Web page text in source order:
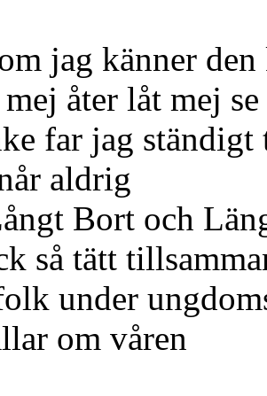
jag känner
åter låt mej
far jag ständigt
aldrig
Bort och
så tätt
under
om våren